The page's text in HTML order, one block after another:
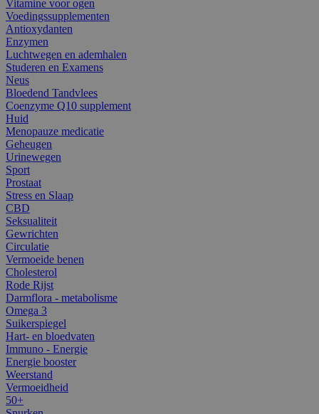
Vitamine voor ogen
Voedingssupplementen
Antioxydanten
Enzymen
Luchtwegen en ademhalen
Studeren en Examens
Neus
Bloedend Tandvlees
Coenzyme Q10 supplement
Huid
Menopauze medicatie
Geheugen
Urinewegen
Sport
Prostaat
Stress en Slaap
CBD
Seksualiteit
Gewrichten
Circulatie
Vermoeide benen
Cholesterol
Rode Rijst
Darmflora - metabolisme
Omega 3
Suikerspiegel
Hart- en bloedvaten
Immuno - Energie
Energie booster
Weerstand
Vermoeidheid
50+